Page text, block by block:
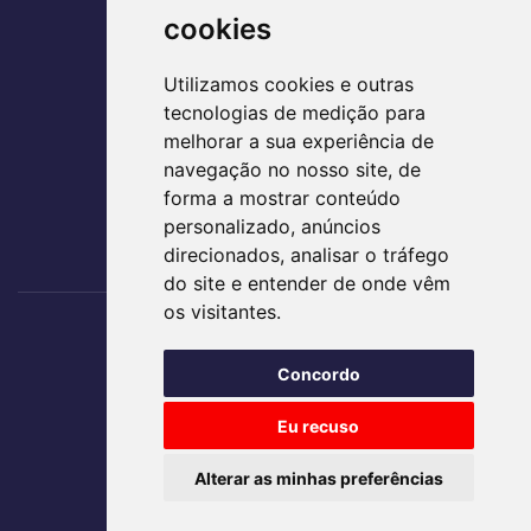
cookies
Utilizamos cookies e outras
tecnologias de medição para
melhorar a sua experiência de
navegação no nosso site, de
forma a mostrar conteúdo
personalizado, anúncios
direcionados, analisar o tráfego
do site e entender de onde vêm
os visitantes.
Concordo
Eu recuso
Alterar as minhas preferências
agir@agirsaude.org.br
ACESSE AS REDES SOCIAIS
Nos acompanhe